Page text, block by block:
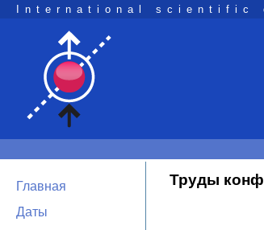
International scientific
Главная
Даты
Труды